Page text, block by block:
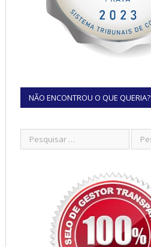
NÃO ENCONTROU O QUE QUERIA?